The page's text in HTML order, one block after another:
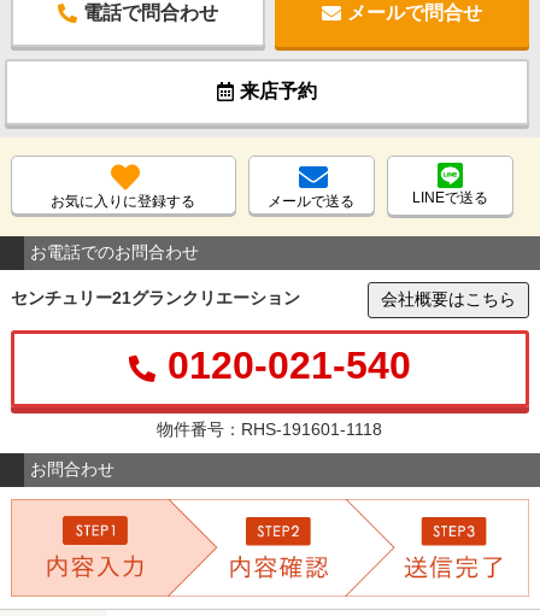
電話で問合わせ メールで問合せ
来店予約
お気に入りに登録する メールで送る LINEで送る
お電話でのお問合わせ
センチュリー21グランクリエーション 会社概要はこちら
0120-021-540
物件番号：RHS-191601-1118
お問合わせ